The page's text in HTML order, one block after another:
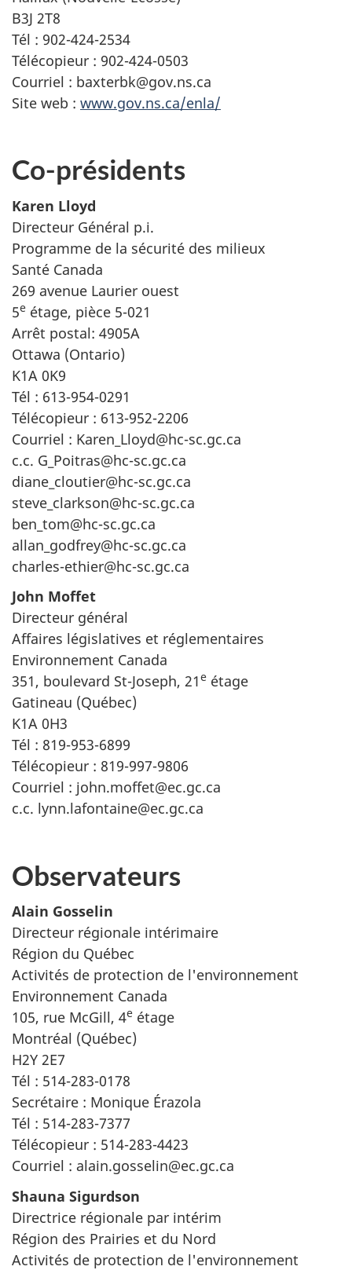
B3J 2T8
Tél : 902-424-2534
Télécopieur : 902-424-0503
Courriel : baxterbk@gov.ns.ca
Site web : www.gov.ns.ca/enla/
Co-présidents
Karen Lloyd
Directeur Général p.i.
Programme de la sécurité des milieux
Santé Canada
269 avenue Laurier ouest
5e étage, pièce 5-021
Arrêt postal: 4905A
Ottawa (Ontario)
K1A 0K9
Tél : 613-954-0291
Télécopieur : 613-952-2206
Courriel : Karen_Lloyd@hc-sc.gc.ca
c.c. G_Poitras@hc-sc.gc.ca
diane_cloutier@hc-sc.gc.ca
steve_clarkson@hc-sc.gc.ca
ben_tom@hc-sc.gc.ca
allan_godfrey@hc-sc.gc.ca
charles-ethier@hc-sc.gc.ca
John Moffet
Directeur général
Affaires législatives et réglementaires
Environnement Canada
351, boulevard St-Joseph, 21e étage
Gatineau (Québec)
K1A 0H3
Tél : 819-953-6899
Télécopieur : 819-997-9806
Courriel : john.moffet@ec.gc.ca
c.c. lynn.lafontaine@ec.gc.ca
Observateurs
Alain Gosselin
Directeur régionale intérimaire
Région du Québec
Activités de protection de l'environnement
Environnement Canada
105, rue McGill, 4e étage
Montréal (Québec)
H2Y 2E7
Tél : 514-283-0178
Secrétaire : Monique Érazola
Tél : 514-283-7377
Télécopieur : 514-283-4423
Courriel : alain.gosselin@ec.gc.ca
Shauna Sigurdson
Directrice régionale par intérim
Région des Prairies et du Nord
Activités de protection de l'environnement